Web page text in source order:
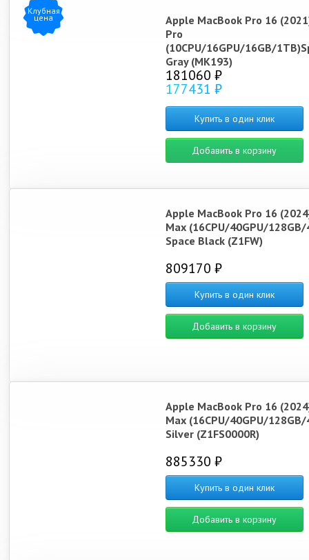
Клубная
цена
Apple MacBook Pro 16
Pro
(10CPU/16GPU/16GB/
Gray (MK193)
181060 ₽
177431 ₽
Купить в один клик
Добавить в корзину
Apple MacBook Pro 16
Max (16CPU/40GPU/
Space Black (Z1FW)
809170 ₽
Купить в один клик
Добавить в корзину
Apple MacBook Pro 16
Max (16CPU/40GPU/
Silver (Z1FS0000R)
885330 ₽
Купить в один клик
Добавить в корзину